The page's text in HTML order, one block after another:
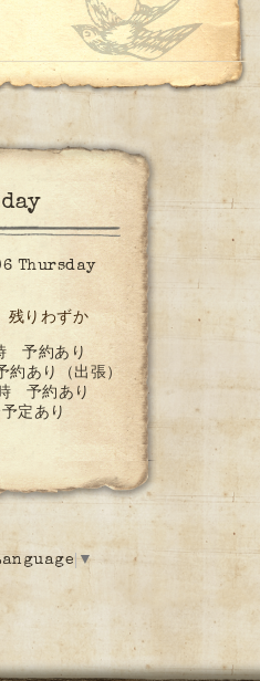
Thursday
りわずか
予約あり
あり（出張）
予約あり
定あり
▼